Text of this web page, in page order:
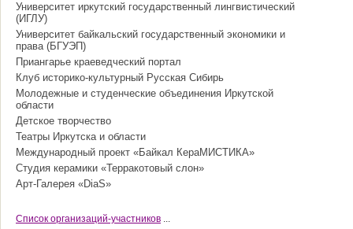
Университет иркутский государственный лингвистический
(ИГЛУ)
Университет байкальский государственный экономики и
права (БГУЭП)
Приангарье краеведческий портал
Клуб историко-культурный Русская Сибирь
Молодежные и студенческие объединения Иркутской
области
Детское творчество
Театры Иркутска и области
Международный проект «Байкал КераМИСТИКА»
Студия керамики «Терракотовый слон»
Арт-Галерея «DiaS»
Cписок организаций-участников ...